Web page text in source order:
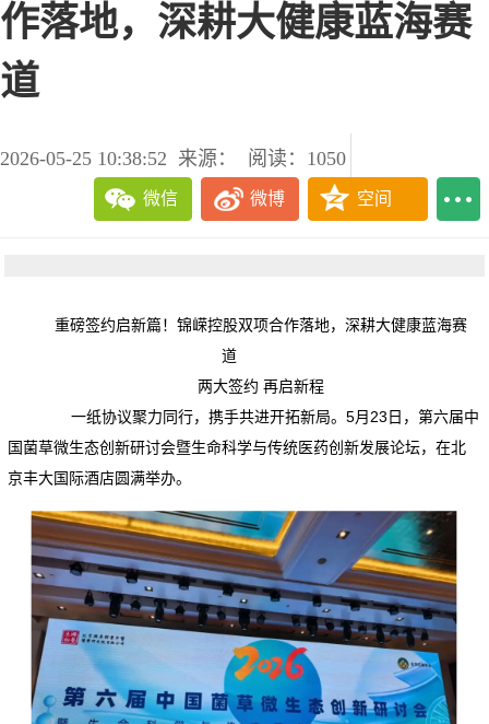
作落地，深耕大健康蓝海赛
道
2026-05-25 10:38:52 来源： 阅读：1050
微信 微博 空间
重磅签约启新篇！锦嵘控股双项合作落地，深耕大健康蓝海赛
道
两大签约 再启新程
一纸协议聚力同行，携手共进开拓新局。5月23日，第六届中
国菌草微生态创新研讨会暨生命科学与传统医药创新发展论坛，在北
京丰大国际酒店圆满举办。